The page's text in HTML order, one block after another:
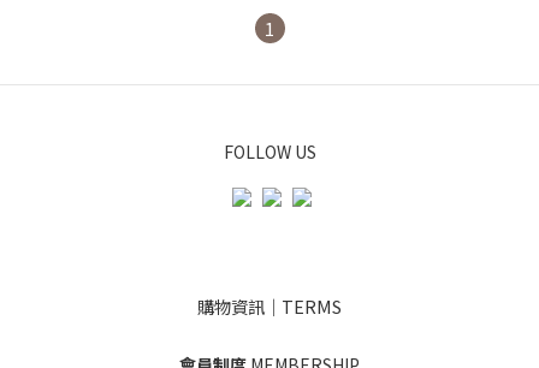
1
FOLLOW US
購物資訊｜TERMS